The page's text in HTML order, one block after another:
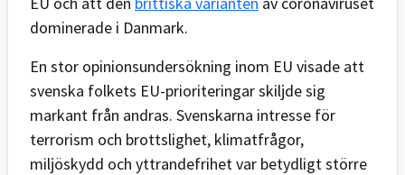
dominerade i Danmark.
En stor opinionsundersökning inom EU visade att
svenska folkets EU-prioriteringar skiljde sig
markant från andras. Svenskarna intresse för
terrorism och brottslighet, klimatfrågor,
miljöskydd och yttrandefrihet var betydligt större